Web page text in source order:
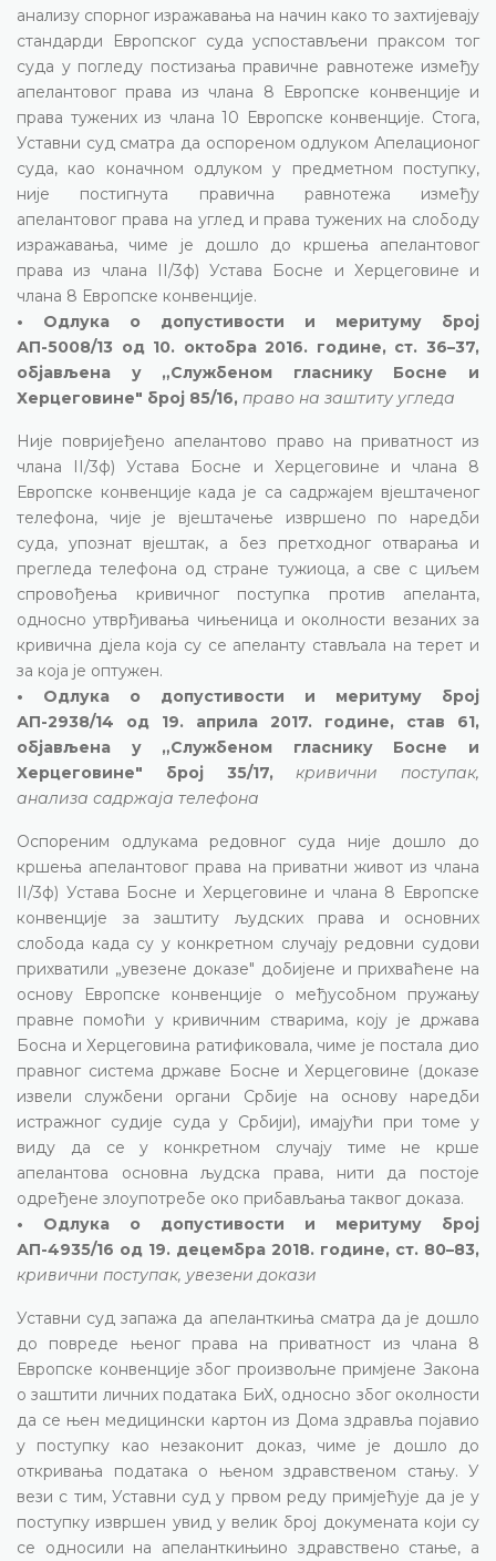
анализу спорног изражавања на начин како то захтијевају
стандарди Европског суда успостављени праксом тог
суда у погледу постизања правичне равнотеже између
апелантовог права из члана 8 Европске конвенције и
права тужених из члана 10 Европске конвенције. Стога,
Уставни суд сматра да оспореном одлуком Апелационог
суда, као коначном одлуком у предметном поступку,
није постигнута правична равнотежа између
апелантовог права на углед и права тужених на слободу
изражавања, чиме је дошло до кршења апелантовог
права из члана II/3ф) Устава Босне и Херцеговине и
члана 8 Европске конвенције.
• Одлука о допустивости и меритуму број
АП-5008/13 од 10. октобра 2016. године, ст. 36–37,
објављена у „Службеном гласнику Босне и
Херцеговине" број 85/16, право на заштиту угледа
Није повријеђено апелантово право на приватност из
члана II/3ф) Устава Босне и Херцеговине и члана 8
Европске конвенције када је са садржајем вјештаченог
телефона, чије је вјештачење извршено по наредби
суда, упознат вјештак, а без претходног отварања и
прегледа телефона од стране тужиоца, а све с циљем
спровођења кривичног поступка против апеланта,
односно утврђивања чињеница и околности везаних за
кривична дјела која су се апеланту стављала на терет и
за која је оптужен.
• Одлука о допустивости и меритуму број
АП-2938/14 од 19. априла 2017. године, став 61,
објављена у „Службеном гласнику Босне и
Херцеговине" број 35/17,кривични поступак,
анализа садржаја телефона
Оспореним одлукама редовног суда није дошло до
кршења апелантовог права на приватни живот из члана
II/3ф) Устава Босне и Херцеговине и члана 8 Европске
конвенције за заштиту људских права и основних
слобода када су у конкретном случају редовни судови
прихватили „увезене доказе" добијене и прихваћене на
основу Европске конвенције о међусобном пружању
правне помоћи у кривичним стварима, коју је држава
Босна и Херцеговина ратификовала, чиме је постала дио
правног система државе Босне и Херцеговине (доказе
извели службени органи Србије на основу наредби
истражног судије суда у Србији), имајући при томе у
виду да се у конкретном случају тиме не крше
апелантова основна људска права, нити да постоје
одређене злоупотребе око прибављања таквог доказа.
• Одлука о допустивости и меритуму број
АП-4935/16 од 19. децембра 2018. године, ст. 80–83,
кривични поступак, увезени докази
Уставни суд запажа да апеланткиња сматра да је дошло
до повреде њеног права на приватност из члана 8
Европске конвенције због произвољне примјене Закона
о заштити личних података БиХ, односно због околности
да се њен медицински картон из Дома здравља појавио
у поступку као незаконит доказ, чиме је дошло до
откривања података о њеном здравственом стању. У
вези с тим, Уставни суд у првом реду примјећује да је у
поступку извршен увид у велик број докумената који су
се односили на апеланткињино здравствено стање, а